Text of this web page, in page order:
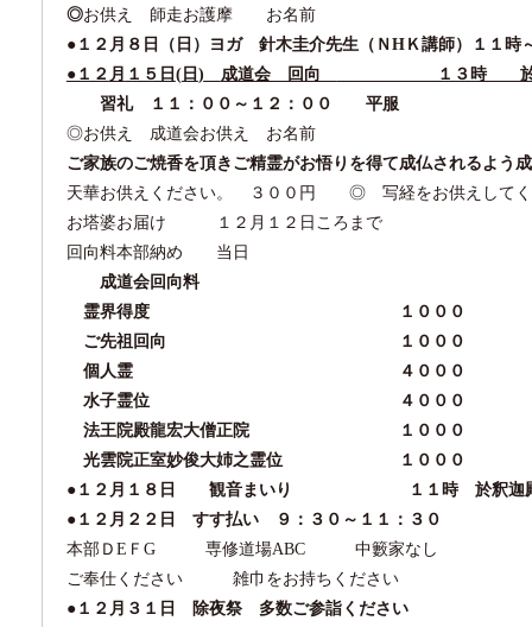
◎お供え 師走お護摩 お名前
●１２ 月 ８日（日）ヨガ 針木圭介先生（ＮHＫ講師）１１時
●１２ 月 １５日 (日 ) 成道会 回向
１３時 於
習礼 １１：００～１２：００ 平服
◎お供え 成道会お供え お名前
ご家族のご焼香を頂きご精霊がお悟りを得て成仏されるよう
天華お供えください。 ３００円 ◎写経をお供えしてく
お塔婆お届け １２月１２日ころまで
回向料本部納め 当日
成道会回向料
霊界得度 １０００
ご先祖回向 １０００
個人霊 ４０００
水子霊位 ４０００
法王院殿龍宏大僧正院 １０００
光雲院正室妙俊大姉之霊位 １０００
●１２月１８日 観音まいり １１時 於釈迦
●１２月２２日 すす払い ９：３０～１１：３０
本部Ｄ E Ｆ G専修道場ABC中籔家なし
ご奉仕ください 雑巾をお持ちください
●１２月３１日 除夜祭 多数ご参詣ください